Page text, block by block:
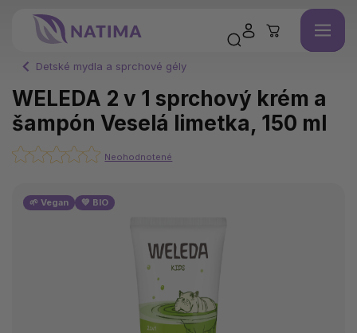
Detské mydla a sprchové gély
WELEDA 2 v 1 sprchový krém a
šampón Veselá limetka, 150 ml
Neohodnotené
🌱 Vegan 💚 BIO